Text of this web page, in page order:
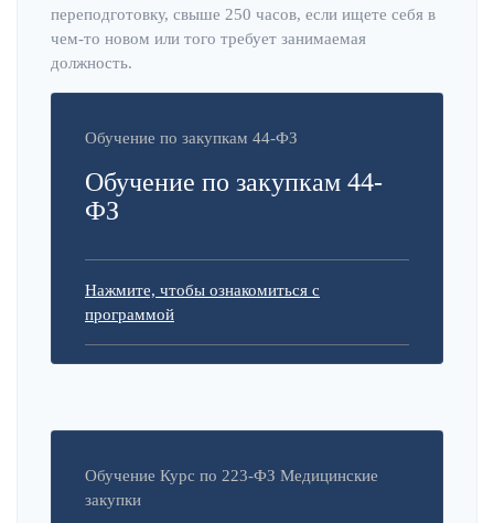
переподготовку, свыше 250 часов, если ищете себя в
чем-то новом или того требует занимаемая
должность.
Обучение по закупкам 44-ФЗ
Обучение по закупкам 44-
ФЗ
Нажмите, чтобы ознакомиться с
программой
Обучение Курс по 223-ФЗ Медицинские
закупки